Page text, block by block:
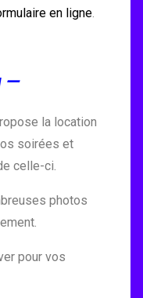
en ligne.
—
la location
soirées et
celle-ci.
photos
pour vos